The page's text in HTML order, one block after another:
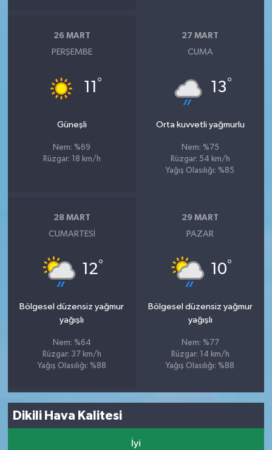
26 MART
PERŞEMBE
11 °
Güneşli
Nem: %69
Rüzgar: 18 km/h
27 MART
CUMA
13°
Orta kuvvetli yağmurlu
Nem: %75
Rüzgar: 54 km/h
Yağış Olasılığı: %85
28 MART
CUMARTESI
12°
Bölgesel düzensiz yağmur
yağışlı
Nem: %64
Rüzgar: 37 km/h
Yağış Olasılığı: %88
29 MART
PAZAR
10°
Bölgesel düzensiz yağmur
yağışlı
Nem: %77
Rüzgar: 14 km/h
Yağış Olasılığı: %88
Dikili Hava Kalitesi
İyi